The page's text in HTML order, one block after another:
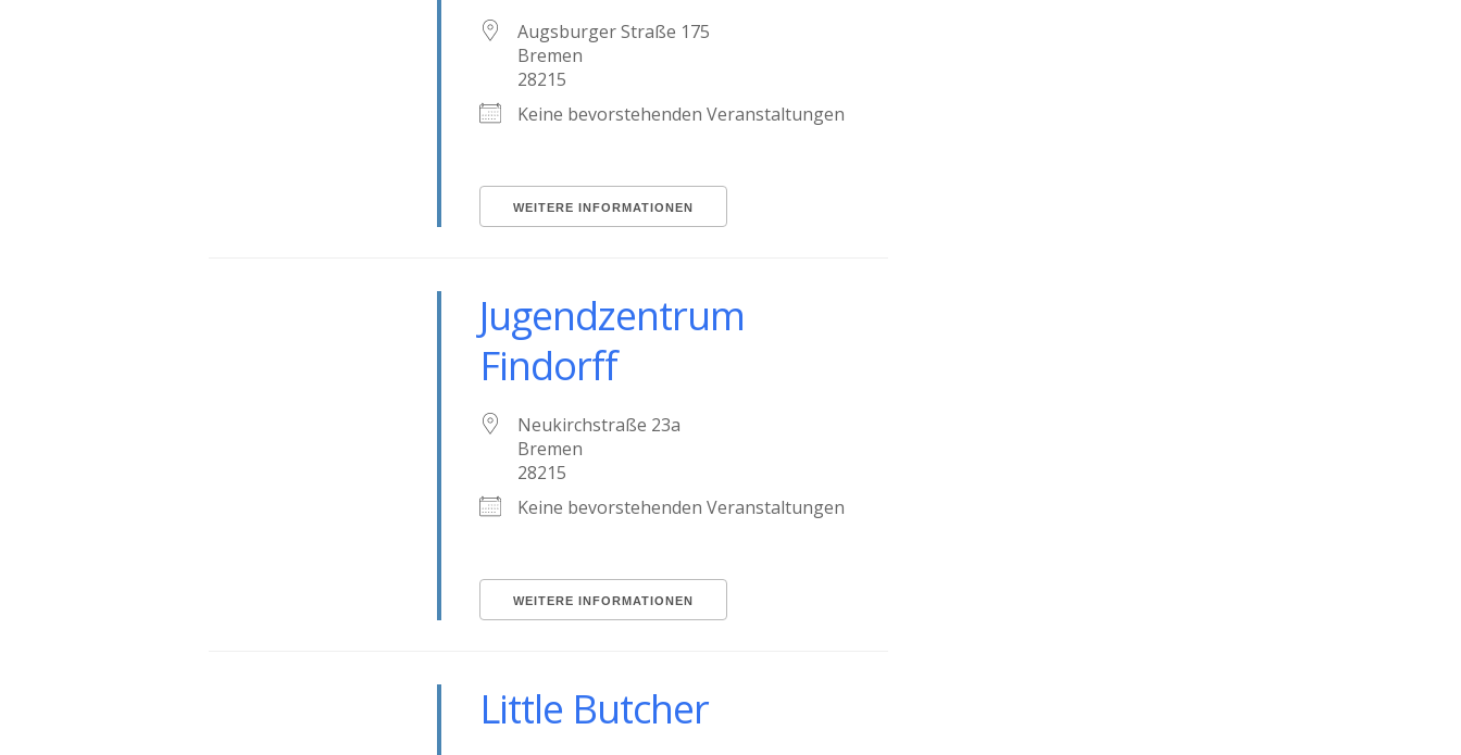
Augsburger Straße 175
Bremen
28215
Keine bevorstehenden Veranstaltungen
WEITERE INFORMATIONEN
Jugendzentrum
Findorff
Neukirchstraße 23a
Bremen
28215
Keine bevorstehenden Veranstaltungen
WEITERE INFORMATIONEN
Little Butcher